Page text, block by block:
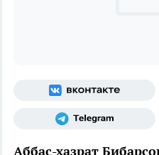
Аббас-хазрат